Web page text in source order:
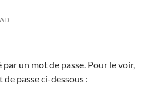
AD
un mot de passe. Pour le voir,
passe ci-dessous :